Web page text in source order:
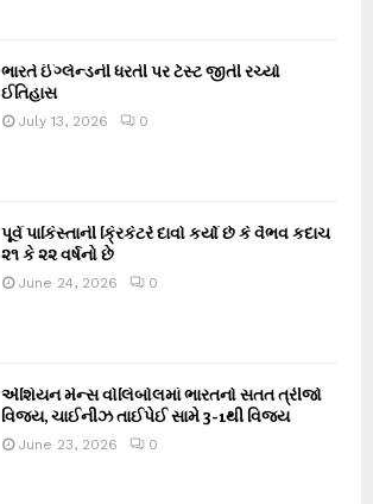
ભારતે ઈંગ્લેન્ડની ધરતી પર ટેસ્ટ જીતી રચ્યો
ઈતિહાસ
July 13, 2026 0
પૂર્વ પાકિસ્તાની ક્રિકેટરે દાવો કર્યો છે કે વૈભવ કદાચ
૨૧ કે ૨૨ વર્ષનો છે
June 24, 2026 0
એશિયન મેન્સ વોલિબોલમાં ભારતનો સતત ત્રીજો
વિજય, ચાઈનીઝ તાઈપેઈ સામે 3-1થી વિજય
June 23, 2026 0